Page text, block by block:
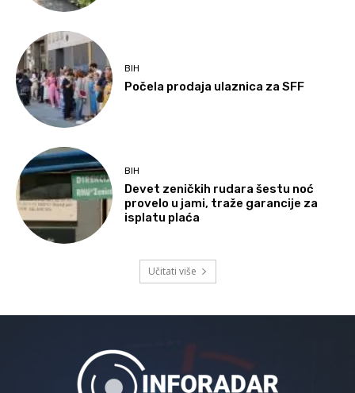
BIH
Počela prodaja ulaznica za SFF
BIH
Devet zeničkih rudara šestu noć
provelo u jami, traže garancije za
isplatu plaća
Učitati više